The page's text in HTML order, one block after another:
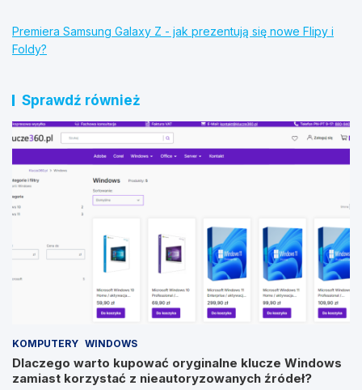
Premiera Samsung Galaxy Z - jak prezentują się nowe Flipy i
Foldy?
Sprawdź również
KOMPUTERY WINDOWS
Dlaczego warto kupować oryginalne klucze Windows
zamiast korzystać z nieautoryzowanych źródeł?